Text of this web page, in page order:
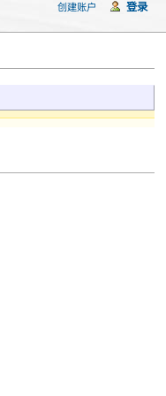
创建账户 登录